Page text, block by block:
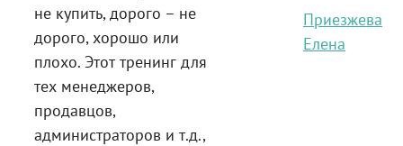
не купить, дорого – не
дорого, хорошо или
плохо. Этот тренинг для
тех менеджеров,
продавцов,
администраторов и т.д.,
Приезжева
Елена